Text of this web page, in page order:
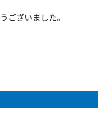
ございました。